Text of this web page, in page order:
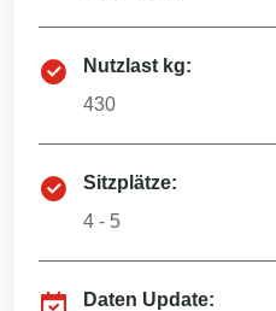
Nutzlast kg:
430
Sitzplätze:
4 - 5
Daten Update: